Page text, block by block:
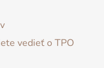
vedieť o TPO